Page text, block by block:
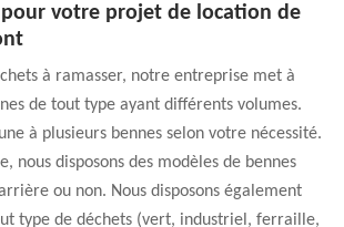
pour votre projet de location de
à ramasser, notre entreprise met à
de tout type ayant différents volumes.
à plusieurs bennes selon votre nécessité.
nous disposons des modèles de bennes
ou non. Nous disposons également
type de déchets (vert, industriel, ferraille,